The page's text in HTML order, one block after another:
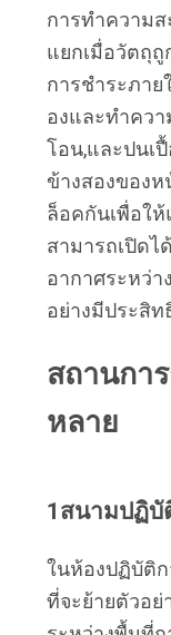
นโยบาย
ความ
เป็น
ส่วน
การทําความ
แยกเมื่อวัตถุถู
การชําระภาย
องและทําคว
โอน,และปนเ
ข้างสองของ
ล็อคกันเพื่อให้
สามารถเปิดไ
อากาศระหว่
อย่างมีประสิท
สถานกา
หลาย
1สนามปฏิบั
ในห้องปฏิบัติ
ที่จะย้ายตัวอ